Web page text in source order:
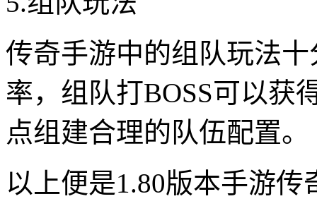
传奇手游中的组队玩法
率，组队打BOSS可以获
点组建合理的队伍配置。
以上便是1.80版本手游